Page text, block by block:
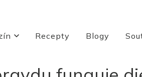
Recepty Blogy